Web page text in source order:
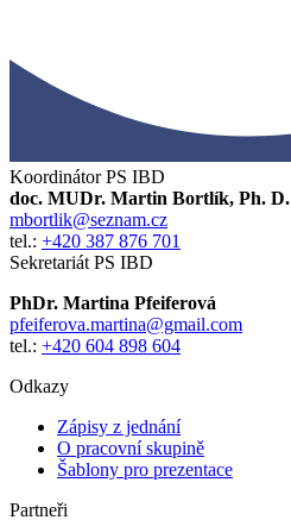
Koordinátor PS IBD
doc. MUDr. Martin Bortlík, Ph. D.
mbortlik@seznam.cz
tel.: +420 387 876 701
Sekretariát PS IBD
PhDr. Martina Pfeiferová
pfeiferova.martina@gmail.com
tel.: +420 604 898 604
Odkazy
Zápisy z jednání
O pracovní skupině
Šablony pro prezentace
Partneři